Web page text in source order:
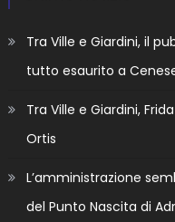
Tra Ville e Giardini, il
tutto esaurito a
Tra Ville e Giardini,
Ortis
L’amministrazione
del Punto Nascita di